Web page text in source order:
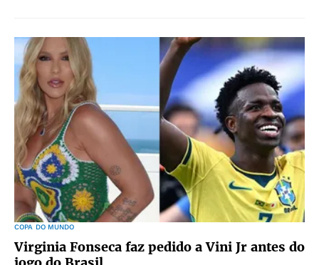
COPA DO MUNDO
Virginia Fonseca faz pedido a Vini Jr antes do